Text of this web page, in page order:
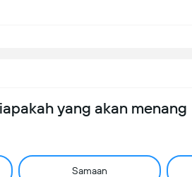
yang akan menang
Samaan